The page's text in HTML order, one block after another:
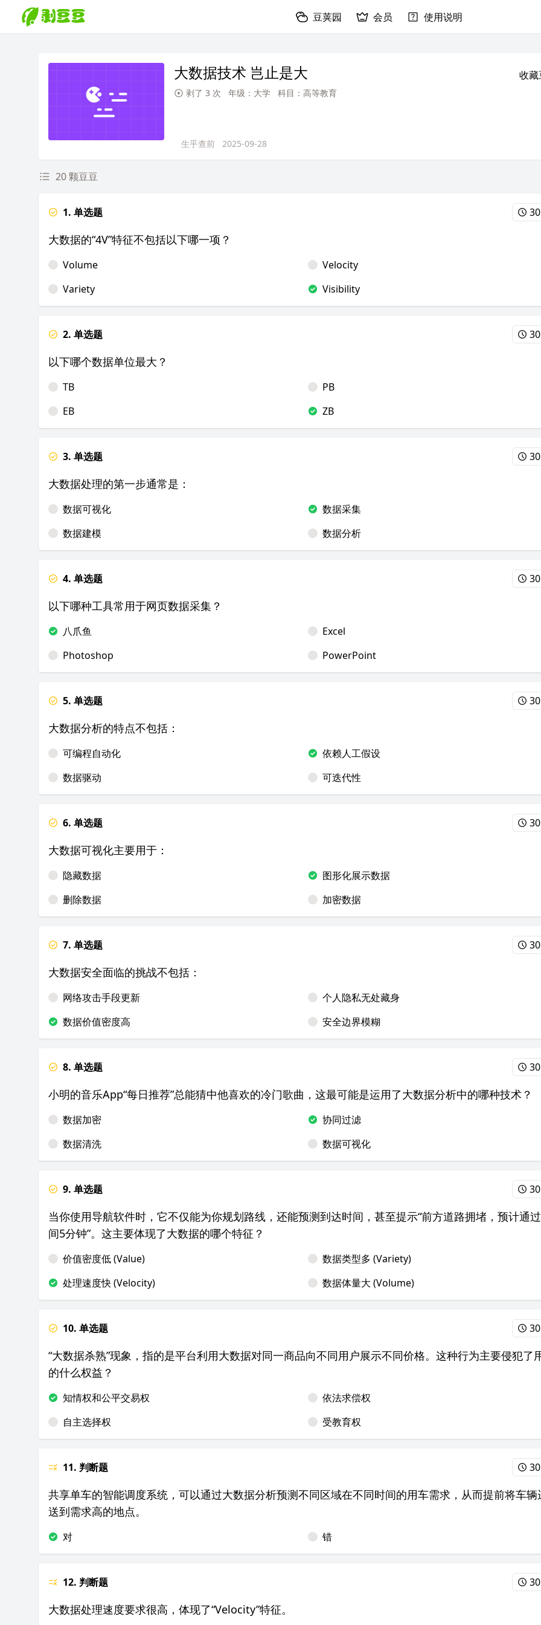
豆荚园 会员 使用说明
大数据技术 岂止是大 收
剥了 3 次 年级：大学 科目：高等教育
生乎查前 2025-09-28
20 颗豆豆
1. 单选题
大数据的“4V”特征不包括以下哪一项？
Volume
Velocity
Variety
Visibility
2. 单选题
以下哪个数据单位最大？
TB
PB
EB
ZB
3. 单选题
大数据处理的第一步通常是：
数据可视化
数据采集
数据建模
数据分析
4. 单选题
以下哪种工具常用于网页数据采集？
八爪鱼
Excel
Photoshop
PowerPoint
5. 单选题
大数据分析的特点不包括：
可编程自动化
依赖人工假设
数据驱动
可迭代性
6. 单选题
大数据可视化主要用于：
隐藏数据
图形化展示数据
删除数据
加密数据
7. 单选题
大数据安全面临的挑战不包括：
网络攻击手段更新
个人隐私无处藏身
数据价值密度高
安全边界模糊
8. 单选题
小明的音乐App“每日推荐”总能猜中他喜欢的冷门歌曲，这最可能是运用了大数据分析中的哪种技术？
数据加密
协同过滤
数据清洗
数据可视化
9. 单选题
当你使用导航软件时，它不仅能为你规划路线，还能预测到达时间，甚至提示“前方道路拥堵，预计通
间5分钟”。这主要体现了大数据的哪个特征？
价值密度低 (Value)
数据类型多 (Variety)
处理速度快 (Velocity)
数据体量大 (Volume)
10. 单选题
“大数据杀熟”现象，指的是平台利用大数据对同一商品向不同用户展示不同价格。这种行为主要侵犯了
的什么权益？
知情权和公平交易权
依法求偿权
自主选择权
受教育权
11. 判断题
共享单车的智能调度系统，可以通过大数据分析预测不同区域在不同时间的用车需求，从而提前将车辆
送到需求高的地点。
对 错
12. 判断题
大数据处理速度要求很高，体现了“Velocity”特征。